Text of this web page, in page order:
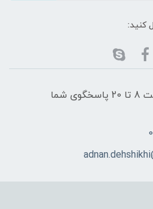
کنید:
از شنبه تا پنج شنبه از ساعت 8 تا 20 پاسخگوی شما